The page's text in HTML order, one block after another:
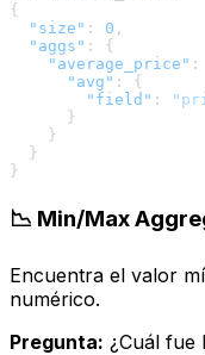
{
"size" : 0 ,
"aggs" :
{
"average_price" :
"avg" :
{
"field" :
}
}
}
}
📉 Min/Max
Encuentra el valor
numérico.
Pregunta: ¿Cuál fue